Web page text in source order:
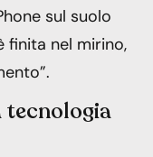
sul suolo
finita nel mirino,
tecnologia